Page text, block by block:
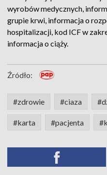
wyrobów medycznych,
grupie krwi, informacja o
hospitalizacji, kod ICF w
informacja o ciąży.
Źródło:
#zdrowie #ciaza
#karta #pacjenta